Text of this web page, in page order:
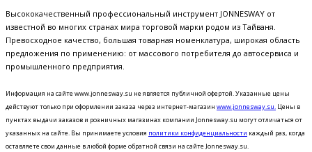
Высококачественный профессиональный инструмент JONNESWAY от
известной во многих странах мира торговой марки родом из Тайваня.
Превосходное качество, большая товарная номенклатура, широкая область
предложения по применению: от массового потребителя до автосервиса и
промышленного предприятия.
Информация на сайте www.jonnesway.su не является публичной офертой. Указанные цены
действуют только при оформлении заказа через интернет-магазин www.jonnesway.su. Цены в
пунктах выдачи заказов и розничных магазинах компании Jonnesway.su могут отличаться от
указанных на сайте. Вы принимаете условия политики конфиденциальности каждый раз, когда
оставляете свои данные в любой форме обратной связи на сайте Jonnesway.su.